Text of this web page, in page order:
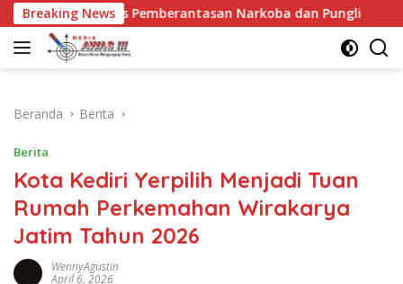
Langsung
ke
konten
Breaking News
Pemberantasan Narkoba dan Pungli Pelepasan
Beranda Berita
Berita
Kota Kediri Yerpilih Menjadi Tuan
Rumah Perkemahan Wirakarya
Jatim Tahun 2026
WennyAgustin
April 6, 2026